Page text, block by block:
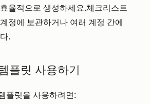
율적으로 생성하세요.체크리스트
정에 보관하거나 여러 계정 간에
.
플릿 사용하기
플릿을 사용하려면: